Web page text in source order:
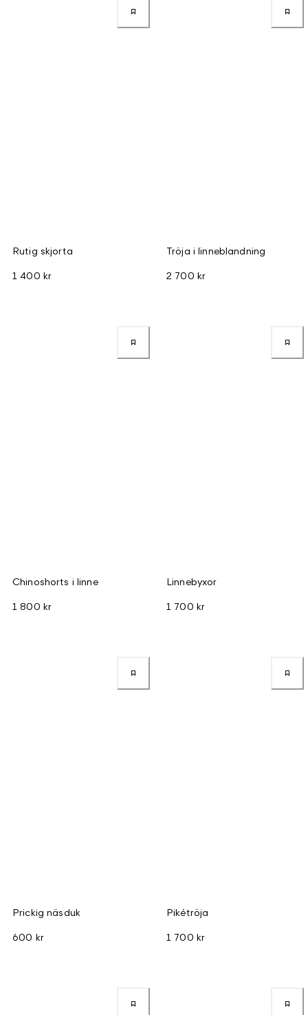
Rutig skjorta
1 400 kr
Tröja i linneblandning
2 700 kr
Chinoshorts i linne
1 800 kr
Linnebyxor
1 700 kr
Prickig näsduk
600 kr
Pikétröja
1 700 kr